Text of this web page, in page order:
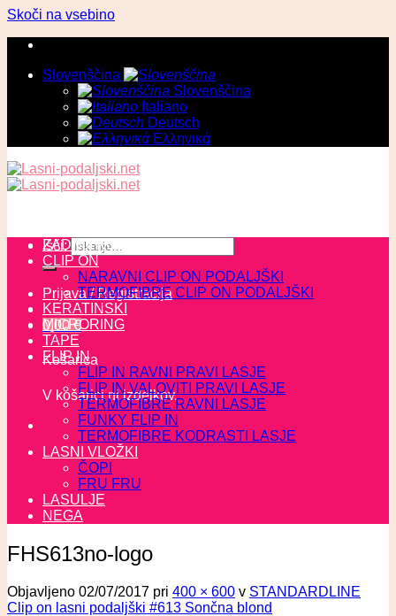
Skoči na vsebino
Slovenščina
Slovenščina
Italiano
Deutsch
Ελληνικά
Išči:
Prijava / Registracija
0,00€
Košarica
V košarici ni izdelkov.
ZADNJI KOSI
CLIP ON
NARAVNI CLIP ON PODALJŠKI
TERMOFIBRE CLIP ON PODALJŠKI
KERATINSKI
MICRORING
TAPE
FLIP IN
FLIP IN RAVNI PRAVI LASJE
FLIP IN VALOVITI PRAVI LASJE
TERMOFIBRE RAVNI LASJE
FUNKY FLIP IN
TERMOFIBRE KODRASTI LASJE
LASNI VLOŽKI
ČOPI
FRU FRU
LASULJE
NEGA
FHS613no-logo
Objavljeno 02/07/2017 pri 400 × 600 v STANDARDLINE
Clip on lasni podaljški #613 Sončna blond